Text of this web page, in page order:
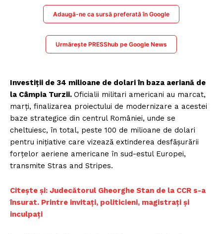
Adaugă-ne ca sursă preferată în Google
Urmărește PRESShub pe Google News
Investiții de 34 milioane de dolari în baza aeriană de
la Câmpia Turzii. Oficialii militari americani au marcat,
marți, finalizarea proiectului de modernizare a acestei
baze strategice din centrul României, unde se
cheltuiesc, în total, peste 100 de milioane de dolari
pentru inițiative care vizează extinderea desfășurării
forțelor aeriene americane în sud-estul Europei,
transmite Stras and Stripes.
Citește și: Judecătorul Gheorghe Stan de la CCR s-a
însurat. Printre invitați, politicieni, magistrați și
inculpați